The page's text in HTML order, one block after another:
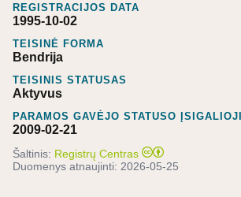
REGISTRACIJOS DATA
1995-10-02
TEISINĖ FORMA
Bendrija
TEISINIS STATUSAS
Aktyvus
PARAMOS GAVĖJO STATUSO
2009-02-21
Šaltinis: Registrų Centras
Duomenys atnaujinti: 2026-05-25